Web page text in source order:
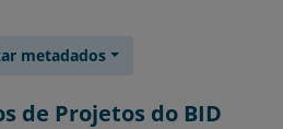
metadados
de Projetos do BID